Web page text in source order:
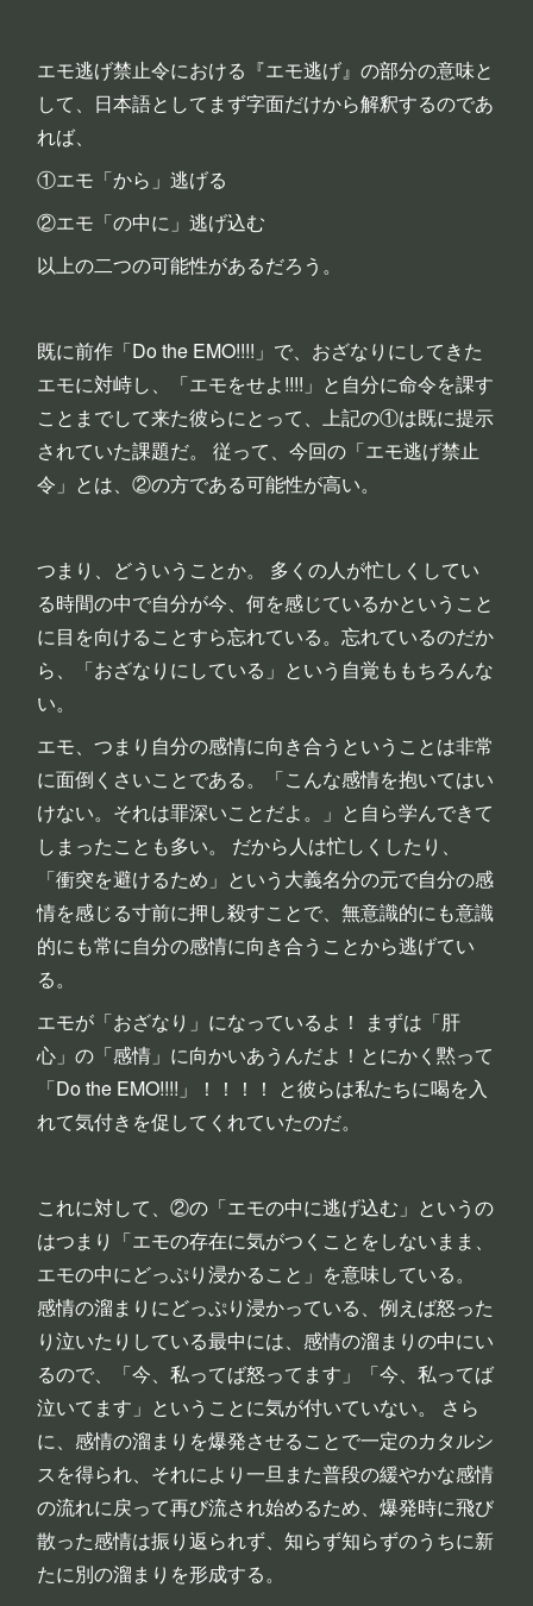
エモ逃げ禁止令における『エモ逃げ』の部分の意味と
して、日本語としてまず字面だけから解釈するのであ
れば、
①エモ「から」逃げる
②エモ「の中に」逃げ込む
以上の二つの可能性があるだろう。
既に前作「Do the EMO!!!!」で、おざなりにしてきた
エモに対峙し、「エモをせよ!!!!」と自分に命令を課す
ことまでして来た彼らにとって、上記の①は既に提示
されていた課題だ。 従って、今回の「エモ逃げ禁止
令」とは、②の方である可能性が高い。
つまり、どういうことか。 多くの人が忙しくしてい
る時間の中で自分が今、何を感じているかということ
に目を向けることすら忘れている。忘れているのだか
ら、「おざなりにしている」という自覚ももちろんな
い。
エモ、つまり自分の感情に向き合うということは非常
に面倒くさいことである。「こんな感情を抱いてはい
けない。それは罪深いことだよ。」と自ら学んできて
しまったことも多い。 だから人は忙しくしたり、
「衝突を避けるため」という大義名分の元で自分の感
情を感じる寸前に押し殺すことで、無意識的にも意識
的にも常に自分の感情に向き合うことから逃げてい
る。
エモが「おざなり」になっているよ！ まずは「肝
心」の「感情」に向かいあうんだよ！とにかく黙って
「Do the EMO!!!!」！！！！ と彼らは私たちに喝を入
れて気付きを促してくれていたのだ。
これに対して、②の「エモの中に逃げ込む」というの
はつまり「エモの存在に気がつくことをしないまま、
エモの中にどっぷり浸かること」を意味している。
感情の溜まりにどっぷり浸かっている、例えば怒った
り泣いたりしている最中には、感情の溜まりの中にい
るので、「今、私ってば怒ってます」「今、私ってば
泣いてます」ということに気が付いていない。 さら
に、感情の溜まりを爆発させることで一定のカタルシ
スを得られ、それにより一旦また普段の緩やかな感情
の流れに戻って再び流され始めるため、爆発時に飛び
散った感情は振り返られず、知らず知らずのうちに新
たに別の溜まりを形成する。